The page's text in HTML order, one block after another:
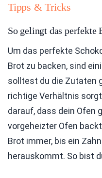
Tipps & Tricks
So gelingt das perfekte
Um das perfekte
Brot zu backen, sind
solltest du die Zutaten
richtige Verhältnis
darauf, dass dein Ofen
vorgeheizter Ofen
Brot immer, bis ein
herauskommt. So bist